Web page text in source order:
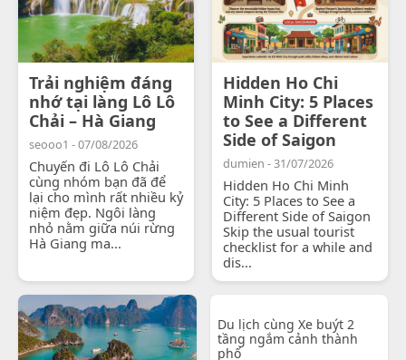
Trải nghiệm đáng
nhớ tại làng Lô Lô
Chải – Hà Giang
seooo1 - 07/08/2026
Chuyến đi Lô Lô Chải
cùng nhóm bạn đã để
lại cho mình rất nhiều kỷ
niệm đẹp. Ngôi làng
nhỏ nằm giữa núi rừng
Hà Giang ma...
Hidden Ho Chi
Minh City: 5 Places
to See a Different
Side of Saigon
dumien - 31/07/2026
Hidden Ho Chi Minh
City: 5 Places to See a
Different Side of Saigon
Skip the usual tourist
checklist for a while and
dis...
Du lịch cùng Xe buýt 2
tầng ngắm cảnh thành
phố